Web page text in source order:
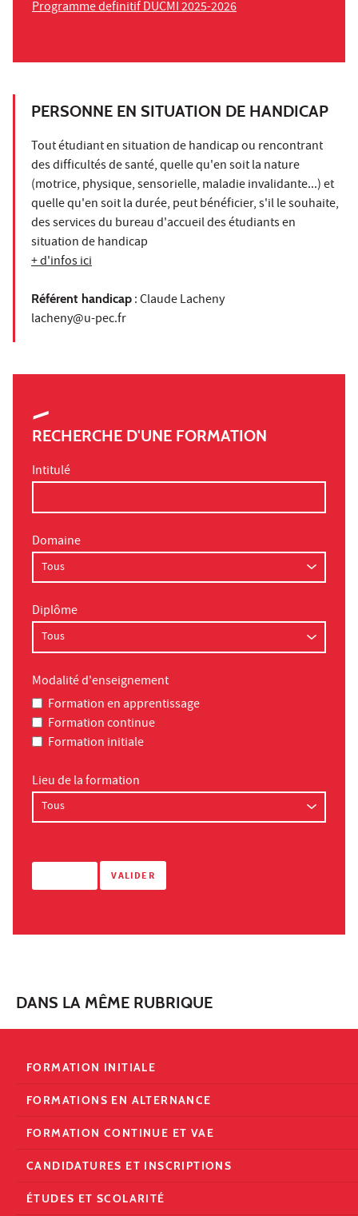
Programme definitif DUCMI 2025-2026
PERSONNE EN SITUATION DE HANDICAP
Tout étudiant en situation de handicap ou rencontrant
des difficultés de santé, quelle qu'en soit la nature
(motrice, physique, sensorielle, maladie invalidante...) et
quelle qu'en soit la durée, peut bénéficier, s'il le souhaite,
des services du bureau d'accueil des étudiants en
situation de handicap
+ d'infos ici
Référent handicap : Claude Lacheny
lacheny@u-pec.fr
RECHERCHE D'UNE FORMATION
Intitulé
Domaine
Diplôme
Modalité d'enseignement
Formation en apprentissage
Formation continue
Formation initiale
Lieu de la formation
DANS LA MÊME RUBRIQUE
FORMATION INITIALE
FORMATIONS EN ALTERNANCE
FORMATION CONTINUE ET VAE
CANDIDATURES ET INSCRIPTIONS
ÉTUDES ET SCOLARITÉ